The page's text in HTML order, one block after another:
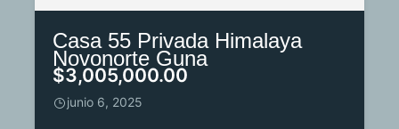
Casa 55 Privada Himalaya
Novonorte Guna
$3,005,000.00
junio 6, 2025